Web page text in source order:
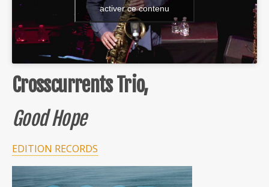
activer ce contenu
Crosscurrents Trio,
Good Hope
EDITION RECORDS